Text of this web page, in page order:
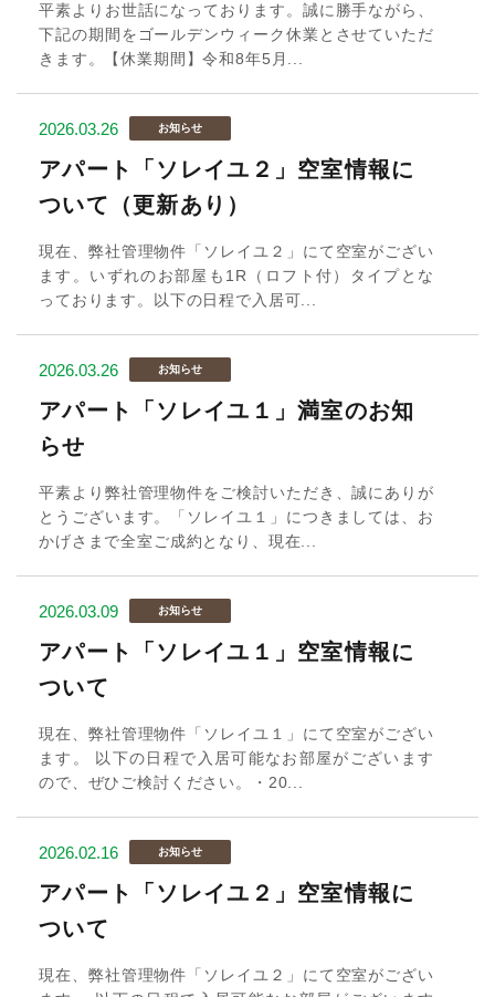
平素よりお世話になっております。誠に勝手ながら、
下記の期間をゴールデンウィーク休業とさせていただ
きます。【休業期間】令和8年5月...
2026.03.26 お知らせ
アパート「ソレイユ２」空室情報に
ついて（更新あり）
現在、弊社管理物件「ソレイユ２」にて空室がござい
ます。いずれのお部屋も1R（ロフト付）タイプとな
っております。以下の日程で入居可...
2026.03.26 お知らせ
アパート「ソレイユ１」満室のお知
らせ
平素より弊社管理物件をご検討いただき、誠にありが
とうございます。「ソレイユ１」につきましては、お
かげさまで全室ご成約となり、現在...
2026.03.09 お知らせ
アパート「ソレイユ１」空室情報に
ついて
現在、弊社管理物件「ソレイユ１」にて空室がござい
ます。 以下の日程で入居可能なお部屋がございます
ので、ぜひご検討ください。・20...
2026.02.16 お知らせ
アパート「ソレイユ２」空室情報に
ついて
現在、弊社管理物件「ソレイユ２」にて空室がござい